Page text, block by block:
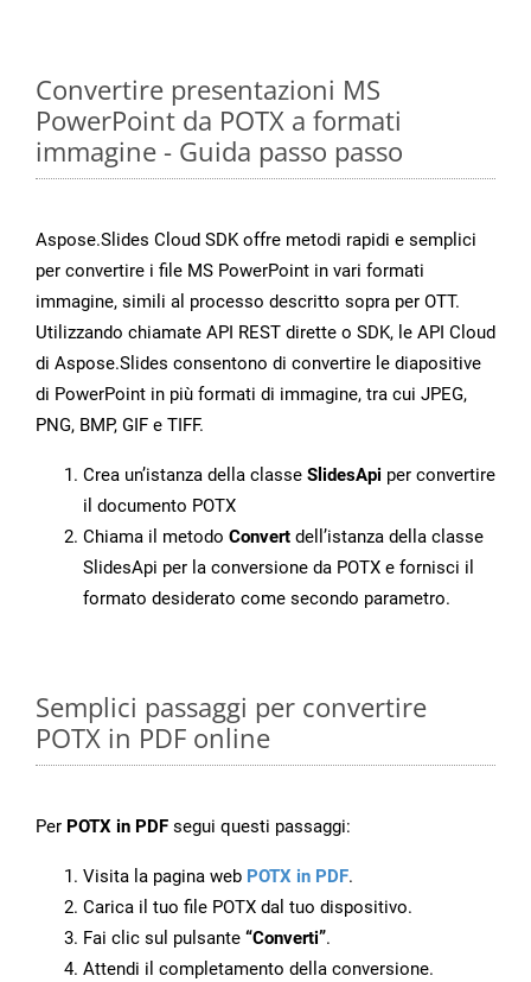
Convertire presentazioni MS
PowerPoint da POTX a formati
immagine - Guida passo passo
Aspose.Slides Cloud SDK offre metodi rapidi e semplici
per convertire i file MS PowerPoint in vari formati
immagine, simili al processo descritto sopra per OTT.
Utilizzando chiamate API REST dirette o SDK, le API Cloud
di Aspose.Slides consentono di convertire le diapositive
di PowerPoint in più formati di immagine, tra cui JPEG,
PNG, BMP, GIF e TIFF.
Crea un’istanza della classe SlidesApi per convertire
il documento POTX
Chiama il metodo Convert dell’istanza della classe
SlidesApi per la conversione da POTX e fornisci il
formato desiderato come secondo parametro.
Semplici passaggi per convertire
POTX in PDF online
Per POTX in PDF segui questi passaggi:
Visita la pagina web POTX in PDF.
Carica il tuo file POTX dal tuo dispositivo.
Fai clic sul pulsante “Converti”.
Attendi il completamento della conversione.